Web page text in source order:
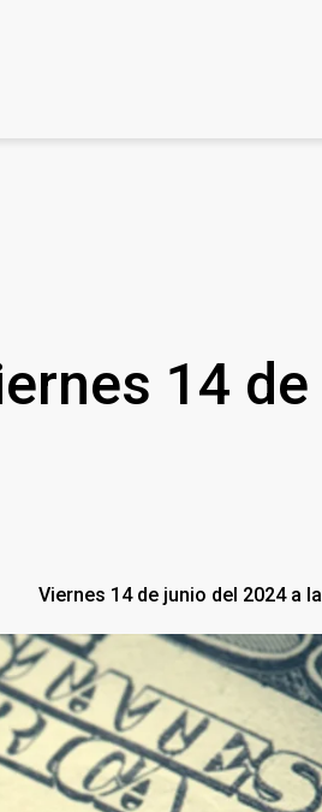
14 de
Viernes 14 de junio del 2024 a